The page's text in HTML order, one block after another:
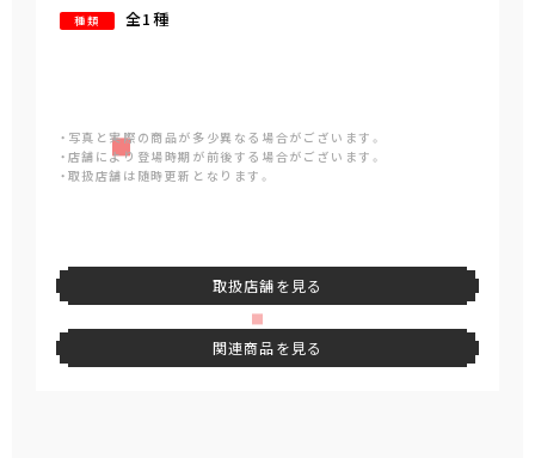
種類 全1種
・写真と実際の商品が多少異なる場合がございます。
・店舗により登場時期が前後する場合がございます。
・取扱店舗は随時更新となります。
取扱店舗を見る
関連商品を見る